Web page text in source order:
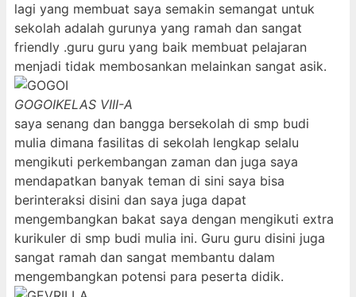
lagi yang membuat saya semakin semangat untuk
sekolah adalah gurunya yang ramah dan sangat
friendly .guru guru yang baik membuat pelajaran
menjadi tidak membosankan melainkan sangat asik.
GOGOIKELAS VIII-A
saya senang dan bangga bersekolah di smp budi
mulia dimana fasilitas di sekolah lengkap selalu
mengikuti perkembangan zaman dan juga saya
mendapatkan banyak teman di sini saya bisa
berinteraksi disini dan saya juga dapat
mengembangkan bakat saya dengan mengikuti extra
kurikuler di smp budi mulia ini. Guru guru disini juga
sangat ramah dan sangat membantu dalam
mengembangkan potensi para peserta didik.